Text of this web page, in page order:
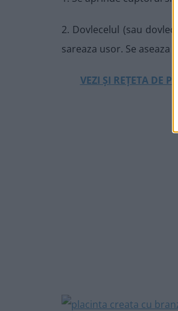
2. Dovlecelul (sau
sareaza usor. Se aseaza
VEZI ȘI REȚETA DE